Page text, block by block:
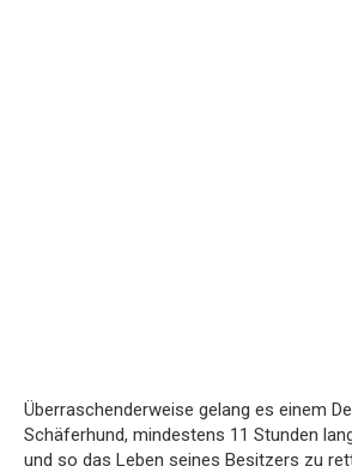
Überraschenderweise gelang es einem
Schäferhund, mindestens 11 Stunden
und so das Leben seines Besitzers zu